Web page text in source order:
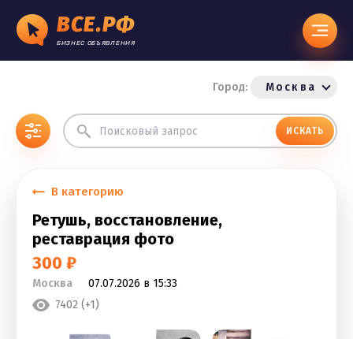
ВСЕ.РФ
БИЗНЕС ОБЪЯВЛЕНИЯ
Город: Москва
ИСКАТЬ
В категорию
Ретушь, восстановление,
реставрация фото
300 ₽
Москва
07.07.2026 в 15:33
7402 (+1)